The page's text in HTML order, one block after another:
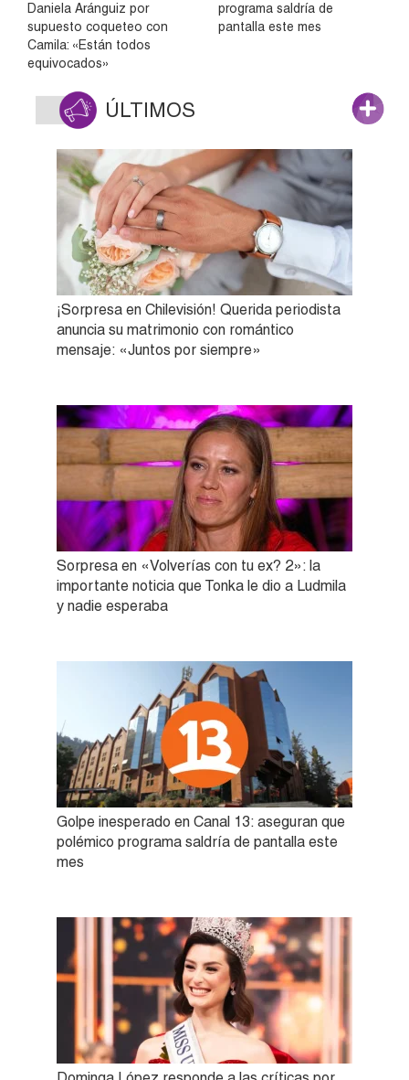
Daniela Aránguiz por
supuesto coqueteo con
Camila: «Están todos
equivocados»
programa saldría de
pantalla este mes
ÚLTIMOS
¡Sorpresa en Chilevisión! Querida periodista
anuncia su matrimonio con romántico
mensaje: «Juntos por siempre»
Sorpresa en «Volverías con tu ex? 2»: la
importante noticia que Tonka le dio a Ludmila
y nadie esperaba
Golpe inesperado en Canal 13: aseguran que
polémico programa saldría de pantalla este
mes